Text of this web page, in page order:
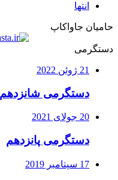
انتها
حامیان جاواکاپ
دستگرمی
21 ژوئن 2022
دستگرمی شانزدهم
20 جولای 2021
دستگرمی پانزدهم
17 سپتامبر 2019